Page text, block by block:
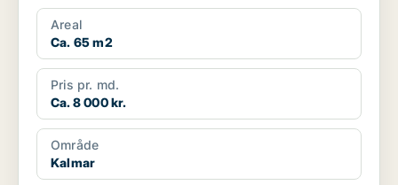
Areal
Ca. 65 m2
Pris pr. md.
Ca. 8 000 kr.
Område
Kalmar